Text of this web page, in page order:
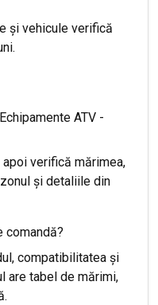
și vehicule verifică
ATV -
verifică mărimea,
și detaliile din
comandă?
compatibilitatea și
are tabel de mărimi,